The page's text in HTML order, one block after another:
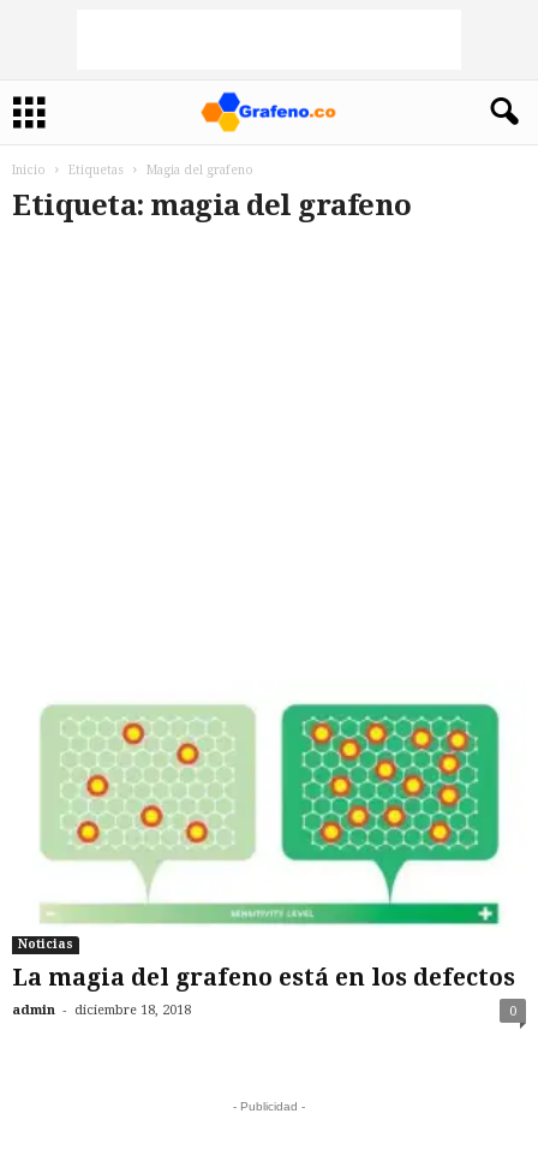
Inicio Etiquetas Magia del grafeno
Etiqueta: magia del grafeno
Noticias
La magia del grafeno está en los defectos
admin - diciembre 18, 2018 0
- Publicidad -